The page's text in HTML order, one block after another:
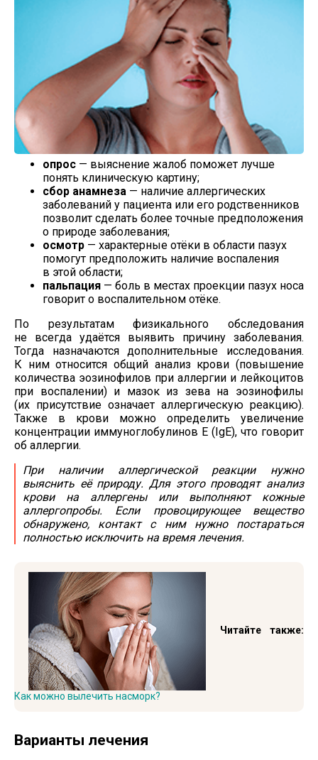
опрос — выяснение жалоб поможет лучше
понять клиническую картину;
сбор анамнеза — наличие аллергических
заболеваний у пациента или его родственников
позволит сделать более точные предположения
о природе заболевания;
осмотр — характерные отёки в области пазух
помогут предположить наличие воспаления
в этой области;
пальпация — боль в местах проекции пазух носа
говорит о воспалительном отёке.
По результатам физикального обследования
не всегда удаётся выявить причину заболевания.
Тогда назначаются дополнительные исследования.
К ним относится общий анализ крови (повышение
количества эозинофилов при аллергии и лейкоцитов
при воспалении) и мазок из зева на эозинофилы
(их присутствие означает аллергическую реакцию).
Также в крови можно определить увеличение
концентрации иммуноглобулинов Е (IgE), что говорит
об аллергии.
При наличии аллергической реакции нужно
выяснить её природу. Для этого проводят анализ
крови на аллергены или выполняют кожные
аллергопробы. Если провоцирующее вещество
обнаружено, контакт с ним нужно постараться
полностью исключить на время лечения.
Читайте также:
Как можно вылечить насморк?
Варианты лечения